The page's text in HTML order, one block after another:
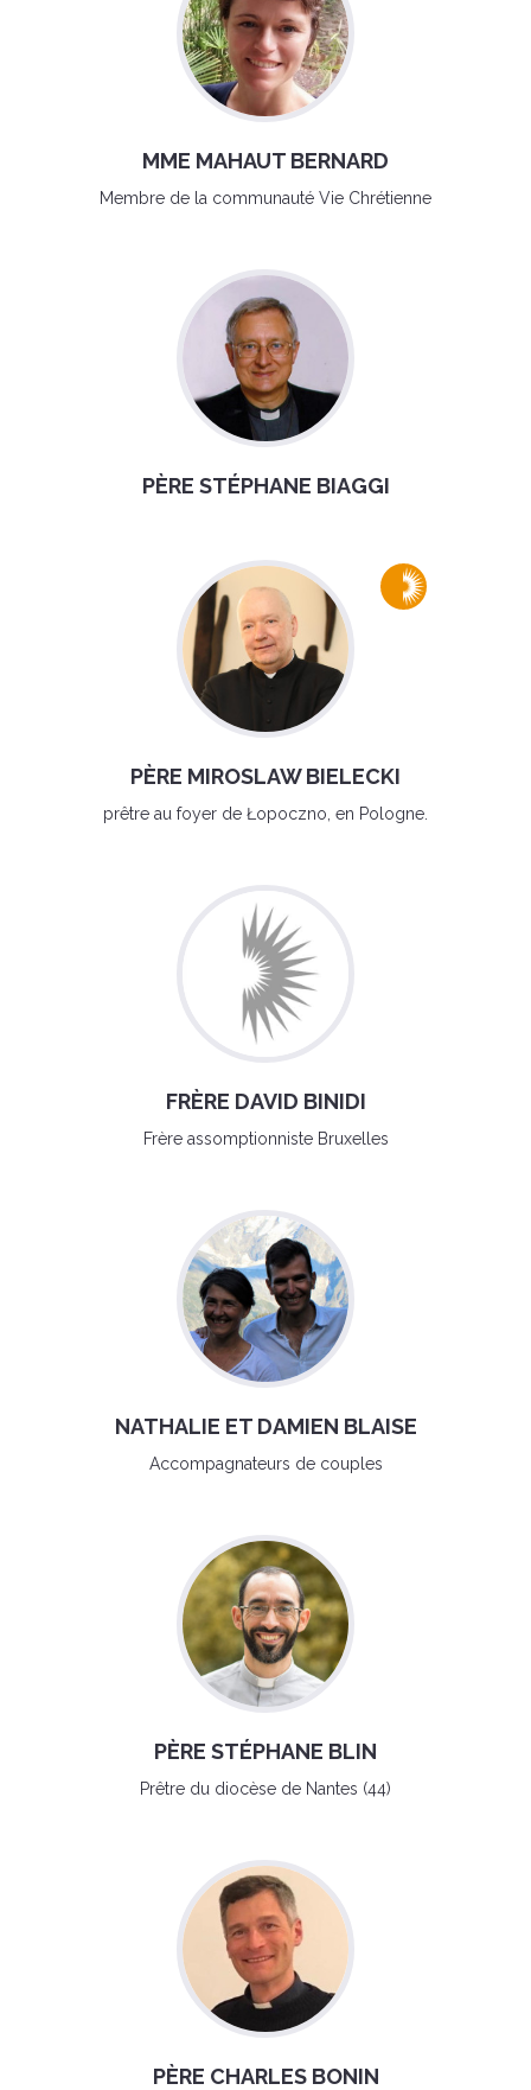
MME MAHAUT BERNARD
Membre de la communauté Vie Chrétienne
PÈRE STÉPHANE BIAGGI
PÈRE MIROSLAW BIELECKI
prêtre au foyer de Łopoczno, en Pologne.
FRÈRE DAVID BINIDI
Frère assomptionniste Bruxelles
NATHALIE ET DAMIEN BLAISE
Accompagnateurs de couples
PÈRE STÉPHANE BLIN
Prêtre du diocèse de Nantes (44)
PÈRE CHARLES BONIN